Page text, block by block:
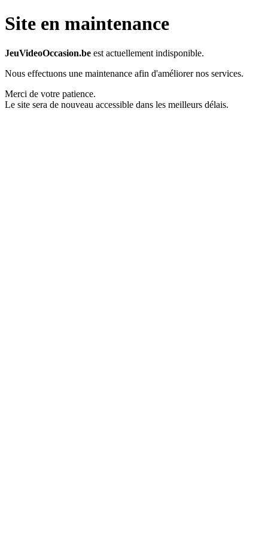
Site en maintenance
JeuVideoOccasion.be est actuellement indisponible.
Nous effectuons une maintenance afin d'améliorer nos services.
Merci de votre patience.
Le site sera de nouveau accessible dans les meilleurs délais.